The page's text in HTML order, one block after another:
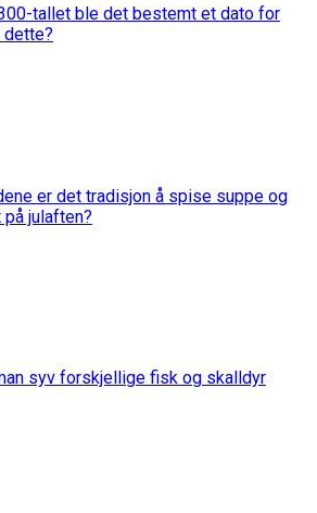
tallet ble det bestemt et dato for
dette?
er det tradisjon å spise suppe og
julaften?
syv forskjellige fisk og skalldyr